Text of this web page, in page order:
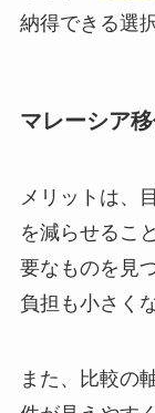
納得できる選
マレーシア
メリットは、
を減らせるこ
要なものを見
負担も小さく
また、比較の